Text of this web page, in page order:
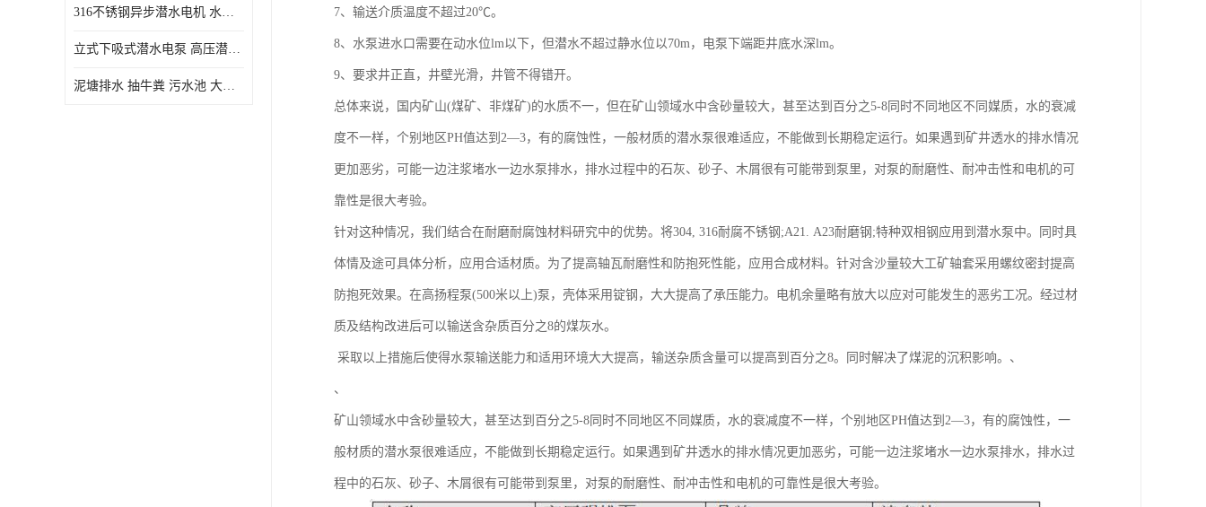
316不锈钢异步潜水电机 水冷式 可连续运行 定制功率电压 奥特泵业
立式下吸式潜水电泵 高压潜水排沙泵 大功率 深水施工作业 型号可定制
泥塘排水 抽牛粪 污水池 大口径潜水螺旋离心泵 材质特征 奥特泵业
7、输送介质温度不超过20℃。
8、水泵进水口需要在动水位lm以下，但潜水不超过静水位以70m，电泵下端距井底水深lm。
9、要求井正直，井壁光滑，井管不得错开。
总体来说，国内矿山(煤矿、非煤矿)的水质不一，但在矿山领域水中含砂量较大，甚至达到百分之5-8同时不同地区不同媒质，水的衰减
度不一样，个别地区PH值达到2—3，有的腐蚀性，一般材质的潜水泵很难适应，不能做到长期稳定运行。如果遇到矿井透水的排水情况
更加恶劣，可能一边注浆堵水一边水泵排水，排水过程中的石灰、砂子、木屑很有可能带到泵里，对泵的耐磨性、耐冲击性和电机的可
靠性是很大考验。
针对这种情况，我们结合在耐磨耐腐蚀材料研究中的优势。将304, 316耐腐不锈钢;A21. A23耐磨钢;特种双相钢应用到潜水泵中。同时具
体情及途可具体分析，应用合适材质。为了提高轴瓦耐磨性和防抱死性能，应用合成材料。针对含沙量较大工矿轴套采用螺纹密封提高
防抱死效果。在高扬程泵(500米以上)泵，壳体采用锭钢，大大提高了承压能力。电机余量略有放大以应对可能发生的恶劣工况。经过材
质及结构改进后可以输送含杂质百分之8的煤灰水。
采取以上措施后使得水泵输送能力和适用环境大大提高，输送杂质含量可以提高到百分之8。同时解决了煤泥的沉积影响。、
、
矿山领域水中含砂量较大，甚至达到百分之5-8同时不同地区不同媒质，水的衰减度不一样，个别地区PH值达到2—3，有的腐蚀性，一
般材质的潜水泵很难适应，不能做到长期稳定运行。如果遇到矿井透水的排水情况更加恶劣，可能一边注浆堵水一边水泵排水，排水过
程中的石灰、砂子、木屑很有可能带到泵里，对泵的耐磨性、耐冲击性和电机的可靠性是很大考验。